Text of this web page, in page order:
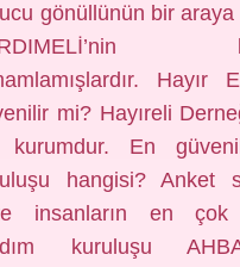
gönüllünün bir
Hayır
mi? Hayıreli
kurumdur. En
hangisi? Anket
insanların en çok
kuruluşu